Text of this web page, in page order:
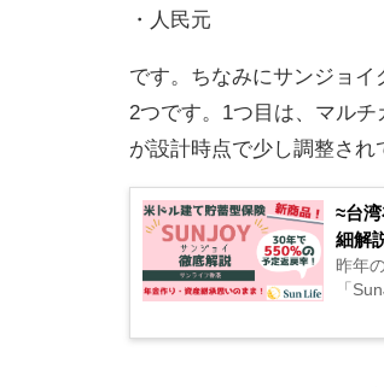
・人民元
です。ちなみにサンジョイ
2つです。1つ目は、マル
が設計時点で少し調整され
≈台
細解
昨年
「